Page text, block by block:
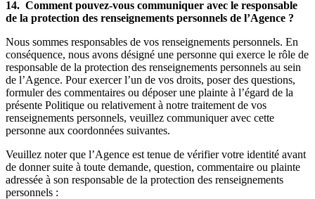
14. Comment pouvez-vous communiquer avec le responsable
de la protection des renseignements personnels de l’Agence ?
Nous sommes responsables de vos renseignements personnels. En
conséquence, nous avons désigné une personne qui exerce le rôle de
responsable de la protection des renseignements personnels au sein
de l’Agence. Pour exercer l’un de vos droits, poser des questions,
formuler des commentaires ou déposer une plainte à l’égard de la
présente Politique ou relativement à notre traitement de vos
renseignements personnels, veuillez communiquer avec cette
personne aux coordonnées suivantes.
Veuillez noter que l’Agence est tenue de vérifier votre identité avant
de donner suite à toute demande, question, commentaire ou plainte
adressée à son responsable de la protection des renseignements
personnels :